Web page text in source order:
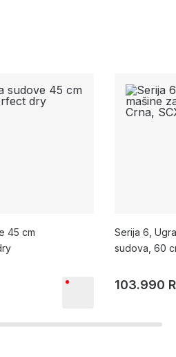
45 cm
Serija 6,
sudova, 60
103.990